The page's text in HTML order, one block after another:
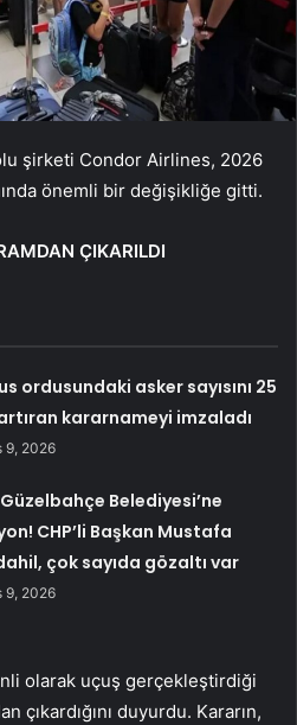
şirketi Condor Airlines, 2026
önemli bir değişikliğe gitti.
ÇIKARILDI
ordusundaki asker sayısını 25
kararnameyi imzaladı
9, 2026
Belediyesi’ne
CHP’li Başkan Mustafa
çok sayıda gözaltı var
9, 2026
olarak uçuş gerçekleştirdiği
çıkardığını duyurdu. Kararın,